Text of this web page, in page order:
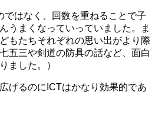
ではなく、回数を重ねることで子
うまくなっていっていました。ま
もたちそれぞれの思い出がより際
五三や剣道の防具の話など、面白
ました。）
げるのにICTはかなり効果的であ